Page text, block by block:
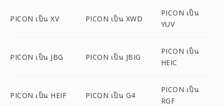
PICON เป็น XV PICON เป็น XWD
PICON เป็น
YUV
PICON เป็น JBG PICON เป็น JBIG
PICON เป็น
HEIC
PICON เป็น HEIF PICON เป็น G4
PICON เป็น
RGF